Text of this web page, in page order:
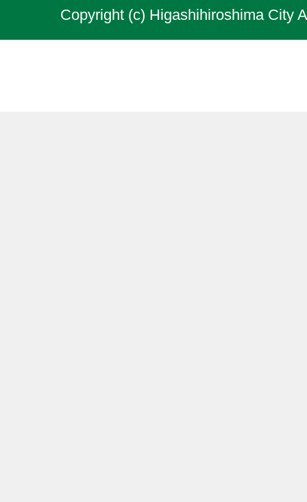
Copyright (c) Higashihiroshima City